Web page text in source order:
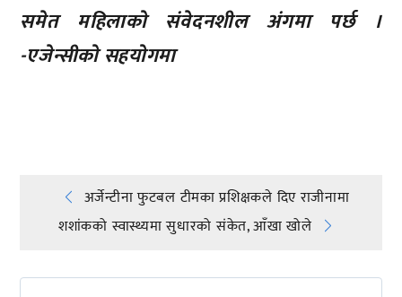
समेत महिलाको संवेदनशील अंगमा पर्छ ।
-एजेन्सीको सहयोगमा
Post
navigation
अर्जेन्टीना फुटबल टीमका प्रशिक्षकले दिए राजीनामा
शशांकको स्वास्थ्यमा सुधारको संकेत, आँखा खोले